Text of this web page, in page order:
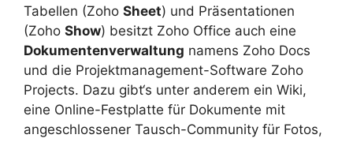
Tabellen (Zoho Sheet) und Präsentationen
(Zoho Show) besitzt Zoho Office auch eine
Dokumentenverwaltung namens Zoho Docs
und die Projektmanagement-Software Zoho
Projects. Dazu gibt‘s unter anderem ein Wiki,
eine Online-Festplatte für Dokumente mit
angeschlossener Tausch-Community für Fotos,